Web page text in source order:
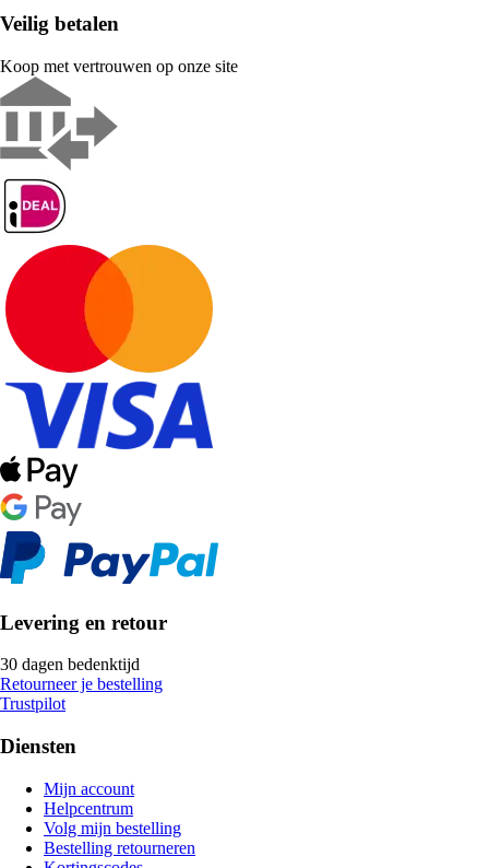
Veilig betalen
Koop met vertrouwen op onze site
Levering en retour
30 dagen bedenktijd
Retourneer je bestelling
Trustpilot
Diensten
Mijn account
Helpcentrum
Volg mijn bestelling
Bestelling retourneren